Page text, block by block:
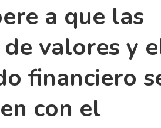
a que las
valores y
financiero
con el